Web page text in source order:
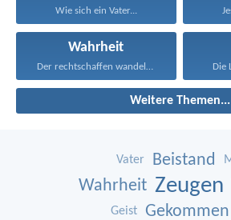
Wie sich ein Vater...
Wahrheit
Der rechtschaffen wandelt und... Die
Weitere Themen...
Vater Beistand
Wahrheit Zeugen
Geist Gekommen